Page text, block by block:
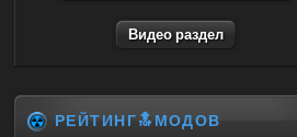
6a53045b746b6f2d80812029a
Объединенный Пак 2 + OGSR +
Видео раздел
РЕЙТИНГ🔝МОДОВ